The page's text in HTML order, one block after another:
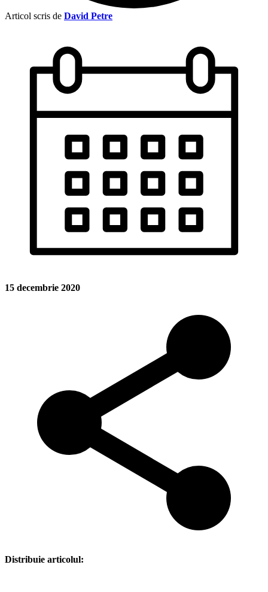
Articol scris de David Petre
15 decembrie 2020
Distribuie articolul: